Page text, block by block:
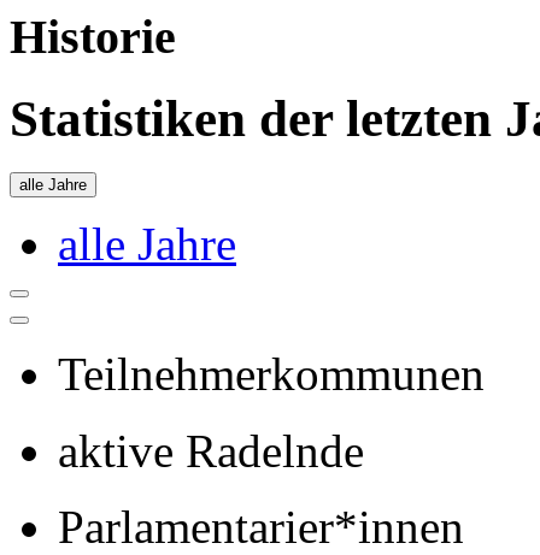
Historie
Statistiken der letzten
alle Jahre
alle Jahre
Teilnehmerkommunen
aktive Radelnde
Parlamentarier*innen